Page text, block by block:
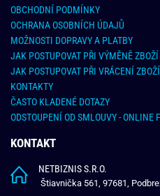
OBCHODNÍ PODMÍNKY
OCHRANA OSOBNÍCH ÚDAJŮ
MOŽNOSTI DOPRAVY A PLATBY
JAK POSTUPOVAT PŘI VÝMĚNĚ ZBOŽÍ
JAK POSTUPOVAT PŘI VRÁCENÍ ZBOŽÍ
KONTAKTY
ČASTO KLADENÉ DOTAZY
ODSTOUPENÍ OD SMLOUVY - ONLINE
KONTAKT
NETBIZNIS S.R.O.
Štiavnička 561, 97681,